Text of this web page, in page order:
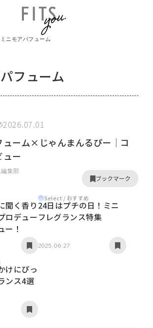
ミニモアパフューム
フューム
2026.07.01
ューム×じゃんまんるぴー│コ
ュー
集部
ブックマーク
聞く香り
ロデュー
ー！
Select / おすすめ
24日はプチの日！ミニ
フレグランス特集
2025.06.27
けにぴっ
ンス4選